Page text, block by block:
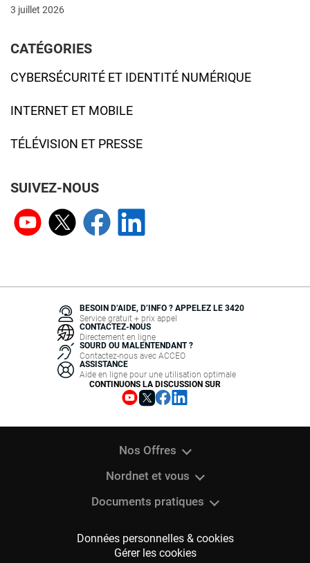
3 juillet 2026
CATÉGORIES
CYBERSÉCURITÉ ET IDENTITÉ NUMÉRIQUE
INTERNET ET MOBILE
TÉLÉVISION ET PRESSE
SUIVEZ-NOUS